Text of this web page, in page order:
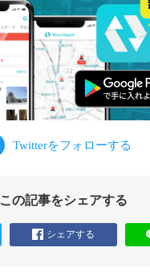
この記事をシェアする
シェアする